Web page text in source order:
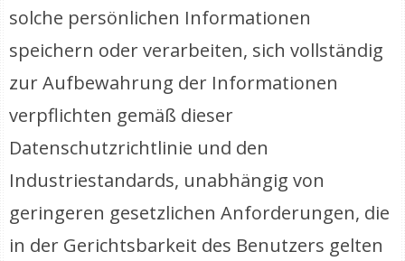
solche persönlichen Informationen
speichern oder verarbeiten, sich vollständig
zur Aufbewahrung der Informationen
verpflichten gemäß dieser
Datenschutzrichtlinie und den
Industriestandards, unabhängig von
geringeren gesetzlichen Anforderungen, die
in der Gerichtsbarkeit des Benutzers gelten